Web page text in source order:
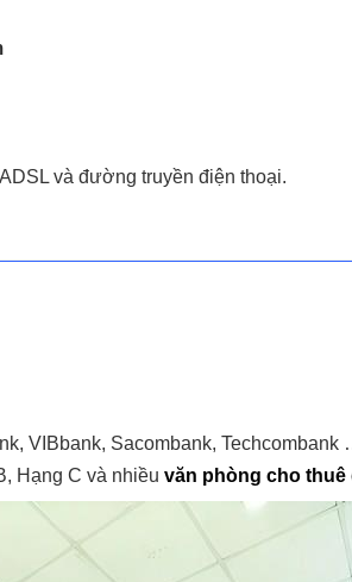
và đường truyền điện thoại.
VIBbank, Sacombank, Techcombank
Hạng C và nhiều văn phòng cho thuê